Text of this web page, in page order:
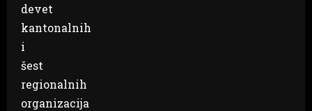
devet
kantonalnih
i
šest
regionalnih
organizacija